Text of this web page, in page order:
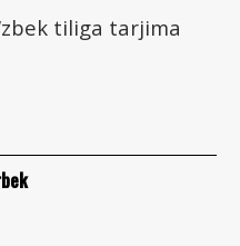
tiliga tarjima